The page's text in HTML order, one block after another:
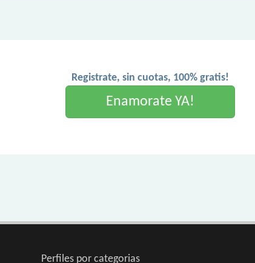
Registrate, sin cuotas, 100% gratis!
Enamorate YA!
Perfiles por categorias